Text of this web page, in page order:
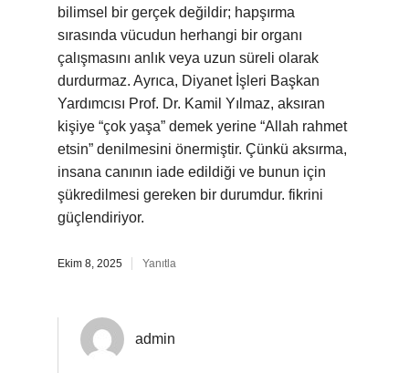
bilimsel bir gerçek değildir; hapşırma
sırasında vücudun herhangi bir organı
çalışmasını anlık veya uzun süreli olarak
durdurmaz. Ayrıca, Diyanet İşleri Başkan
Yardımcısı Prof. Dr. Kamil Yılmaz, aksıran
kişiye “çok yaşa” demek yerine “Allah rahmet
etsin” denilmesini önermiştir. Çünkü aksırma,
insana canının iade edildiği ve bunun için
şükredilmesi gereken bir durumdur. fikrini
güçlendiriyor.
Ekim 8, 2025 Yanıtla
admin